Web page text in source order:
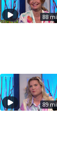
88
89